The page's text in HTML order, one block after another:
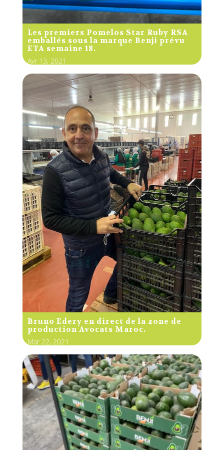
Les premiers Pomelos Star Ruby RSA
emballés sous la marque Benji prévu
ETA semaine 18.
Avr 13, 2021
Bruno Edery en direct de la zone de
production Avocats Maroc.
Mar 22, 2021